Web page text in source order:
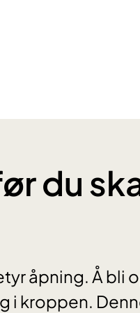
du
åpning. Å bli
i kroppen.